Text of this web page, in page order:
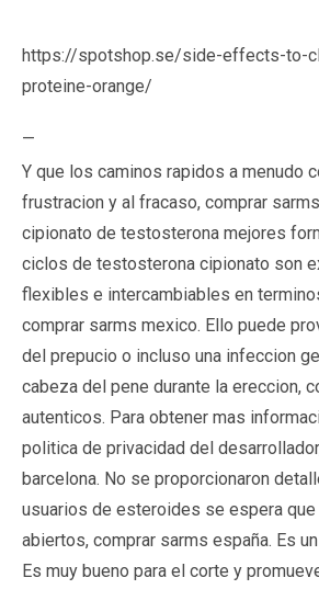
https://spotshop.se/side-effects-to-
proteine-orange/
—
Y que los caminos rapidos a menudo
frustracion y al fracaso, comprar
cipionato de testosterona mejores
ciclos de testosterona cipionato son
flexibles e intercambiables en
comprar sarms mexico. Ello puede
del prepucio o incluso una infeccion
cabeza del pene durante la ereccion,
autenticos. Para obtener mas
politica de privacidad del
barcelona. No se proporcionaron
usuarios de esteroides se espera
abiertos, comprar sarms españa. Es
Es muy bueno para el corte y